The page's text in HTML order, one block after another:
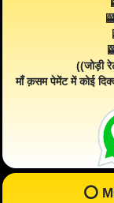
((जोड़ी
माँ क़सम पेमेंट में कोई
⭕️